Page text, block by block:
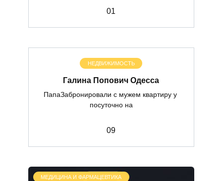
01
НЕДВИЖИМОСТЬ
Галина Попович Одесса
ПапаЗабронировали с мужем квартиру у
посуточно на
09
МЕДИЦИНА И ФАРМАЦЕВТИКА